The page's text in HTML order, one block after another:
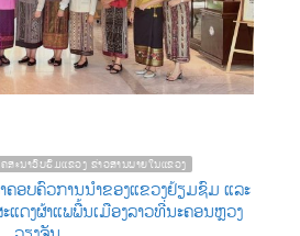
ສະນາອົບຮົມແຂວງ ຂ່າວສານພາຍໃນແຂວງ
ຄອບຄົວການນໍາຂອງແຂວງຢ້ຽມຊົມ ແລະ
ແດງຜ້າແພພື້ນເມືອງລາວທີ່ນະຄອນຫຼວງ